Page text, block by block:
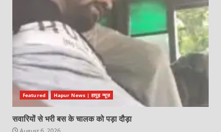
Featured Hapur News | हापुड़ न्यूज़
सवारियों से भरी बस के चालक को पड़ा दौड़ा